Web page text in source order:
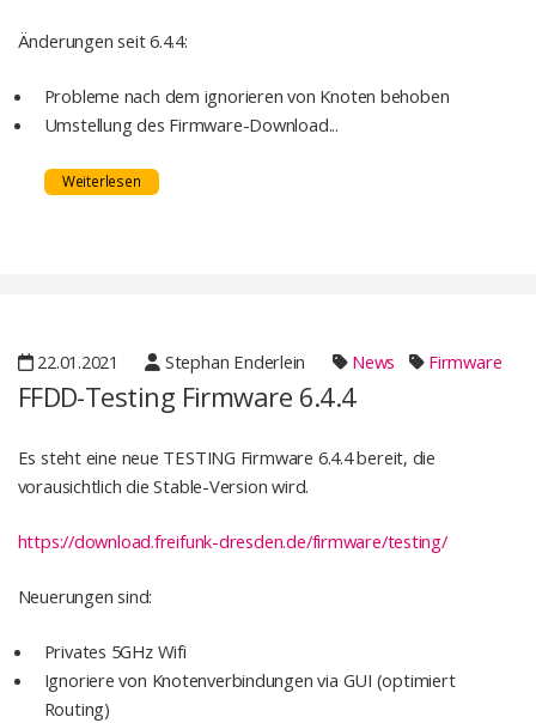
Änderungen seit 6.4.4:
Probleme nach dem ignorieren von Knoten behoben
Umstellung des Firmware-Download...
Weiterlesen
22.01.2021 Stephan Enderlein News Firmware
FFDD-Testing Firmware 6.4.4
Es steht eine neue TESTING Firmware 6.4.4 bereit, die
vorausichtlich die Stable-Version wird.
https://download.freifunk-dresden.de/firmware/testing/
Neuerungen sind:
Privates 5GHz Wifi
Ignoriere von Knotenverbindungen via GUI (optimiert
Routing)